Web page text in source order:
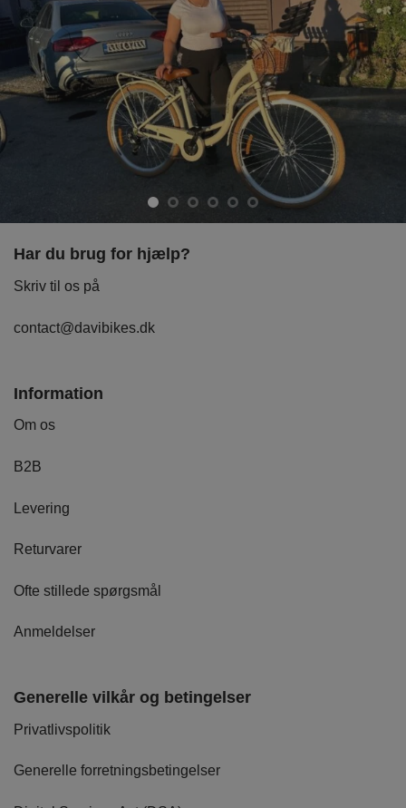
Har du brug for hjælp?
Skriv til os på
contact@davibikes.dk
Information
Om os
B2B
Levering
Returvarer
Ofte stillede spørgsmål
Anmeldelser
Generelle vilkår og betingelser
Privatlivspolitik
Generelle forretningsbetingelser